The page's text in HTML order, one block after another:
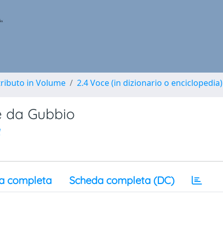
in Volume 2.4 Voce (in dizionario o enciclopedia)
da Gubbio
completa Scheda completa (DC)